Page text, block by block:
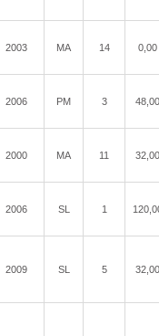
2003 MA 14 0,00
2006 PM 3 48,00
2000 MA 11 32,00
2006 SL 1
2009 SL 5 32,00